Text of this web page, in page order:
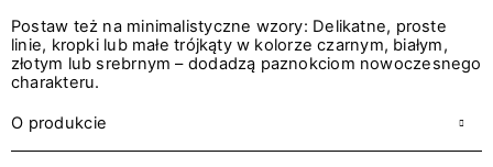
Postaw też na minimalistyczne wzory: Delikatne, proste
linie, kropki lub małe trójkąty w kolorze czarnym, białym,
złotym lub srebrnym – dodadzą paznokciom nowoczesnego
charakteru.
O produkcie